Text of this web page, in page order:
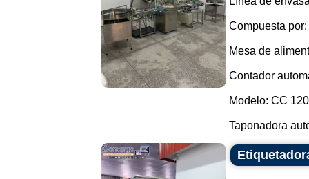
Compuesta por:
Mesa de
Contador
Modelo: CC
Taponadora